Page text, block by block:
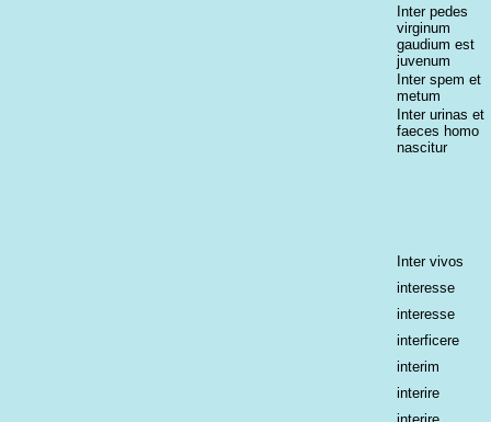
Inter pedes
virginum
gaudium est
juvenum
Inter spem et
metum
Inter urinas et
faeces homo
nascitur
Inter vivos
interesse
interesse
interficere
interim
interire